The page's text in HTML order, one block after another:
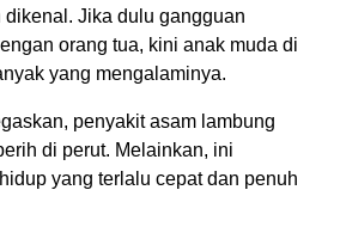
Jika dulu gangguan
orang tua, kini anak muda di
yang mengalaminya.
penyakit asam lambung
di perut. Melainkan, ini
yang terlalu cepat dan penuh